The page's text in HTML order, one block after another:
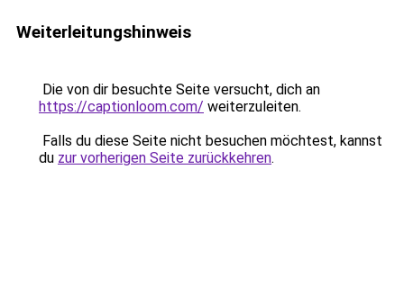
Weiterleitungshinweis
Die von dir besuchte Seite versucht, dich an
https://captionloom.com/ weiterzuleiten.
Falls du diese Seite nicht besuchen möchtest, kannst
du zur vorherigen Seite zurückkehren.